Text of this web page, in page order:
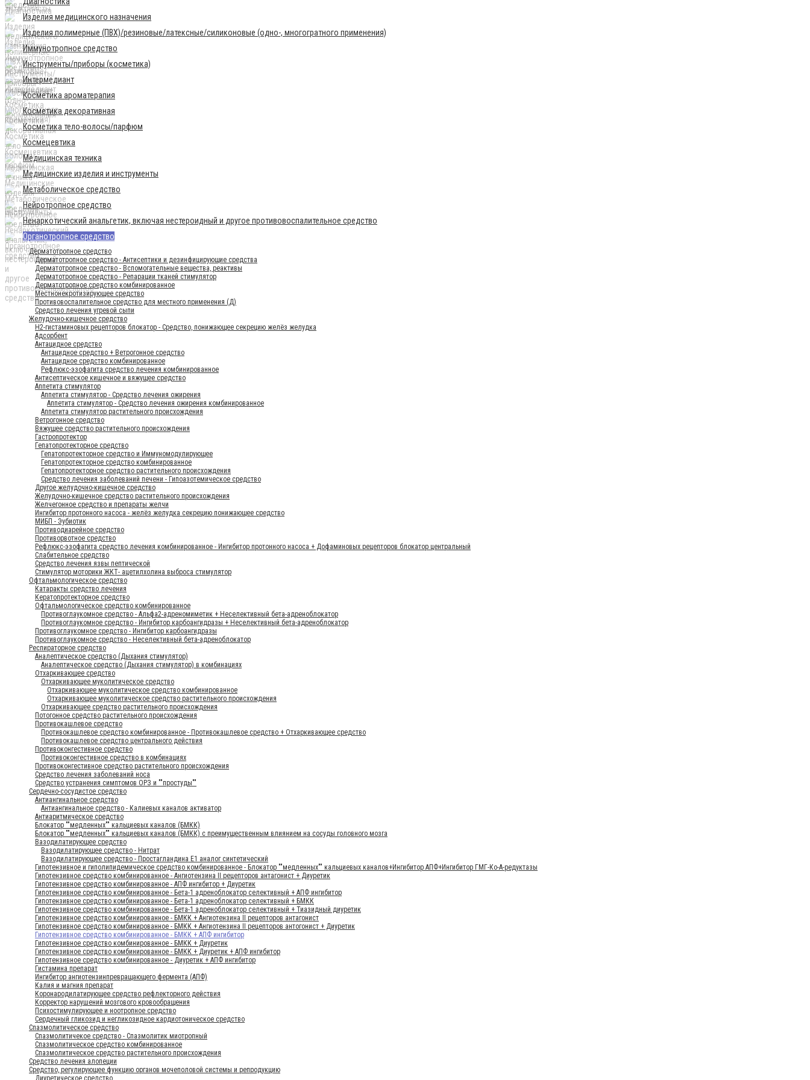
Изделия медицинского назначения
Изделия полимерные (ПВХ)/резиновые/латексные/силиконовые (одно-, многогратного применения)
Иммунотропное средство
Инструменты/приборы (косметика)
Интермедиант
Косметика ароматерапия
Косметика декоративная
Косметика тело-волосы/парфюм
Космецевтика
Медицинская техника
Медицинские изделия и инструменты
Метаболическое средство
Нейротропное средство
Ненаркотический анальгетик, включая нестероидный и другое противовоспалительное средство
Органотропное средство
Дерматотропное средство
Дерматотропное средство - Антисептики и дезинфицирующие средства
Дерматотропное средство - Вспомогательные вещества, реактивы
Дерматотропное средство - Репарации тканей стимулятор
Дерматотропное средство комбинированное
Местнонекротизирующее средство
Противовоспалительное средство для местного применения (Д)
Средство лечения угревой сыпи
Желудочно-кишечное средство
H2-гистаминовых рецепторов блокатор - Средство, понижающее секрецию желёз желудка
Адсорбент
Антацидное средство
Антацидное средство + Ветрогонное средство
Антацидное средство комбинированное
Рефлюкс-эзофагита средство лечения комбинированное
Антисептическое кишечное и вяжущее средство
Аппетита стимулятор
Аппетита стимулятор - Средство лечения ожирения
Аппетита стимулятор - Средство лечения ожирения комбинированное
Аппетита стимулятор растительного происхождения
Ветрогонное средство
Вяжущее средство растительного происхождения
Гастропротектор
Гепатопротекторное средство
Гепатопротекторное средство и Иммуномодулирующее
Гепатопротекторное средство комбинированное
Гепатопротекторное средство растительного происхождения
Средство лечения заболеваний печени - Гипоазотемическое средство
Другое желудочно-кишечное средство
Желудочно-кишечное средство растительного происхождения
Желчегонное средство и препараты желчи
Ингибитор протонного насоса - желёз желудка секрецию понижающее средство
МИБП - Эубиотик
Противодиарейное средство
Противорвотное средство
Рефлюкс-эзофагита средство лечения комбинированное - Ингибитор протонного насоса + Дофаминовых рецепторов блокатор центральный
Слабительное средство
Средство лечения язвы пептической
Стимулятор моторики ЖКТ- ацетилхолина выброса стимулятор
Офтальмологическое средство
Катаракты средство лечения
Кератопротекторное средство
Офтальмологическое средство комбинированное
Противоглаукомное средство - Альфа2-адреномиметик + Неселективный бета-адреноблокатор
Противоглаукомное средство - Ингибитор карбоангидразы + Неселективный бета-адреноблокатор
Противоглаукомное средство - Ингибитор карбоангидразы
Противоглаукомное средство - Неселективный бета-адреноблокатор
Респираторное средство
Аналептическое средство (Дыхания стимулятор)
Аналептическое средство (Дыхания стимулятор) в комбинациях
Отхаркивающее средство
Отхаркивающее муколитическое средство
Отхаркивающее муколитическое средство комбинированное
Отхаркивающее муколитическое средство растительного происхождения
Отхаркивающее средство растительного происхождения
Потогонное средство растительного происхождения
Противокашлевое средство
Противокашлевое средство комбинированное - Противокашлевое средство + Отхаркивающее средство
Противокашлевое средство центрального действия
Противоконгестивное средство
Противоконгестивное средство в комбинациях
Противоконгестивное средство растительного происхождения
Средство лечения заболеваний носа
Средство устранения симптомов ОРЗ и ""простуды""
Сердечно-сосудистое средство
Антиангинальное средство
Антиангинальное средство - Калиевых каналов активатор
Антиаритмическое средство
Блокатор ""медленных"" кальциевых каналов (БМКК)
Блокатор ""медленных"" кальциевых каналов (БМКК) с преимущественным влиянием на сосуды головного мозга
Вазодилатирующее средство
Вазодилатирующее средство - Нитрат
Вазодилатирующее средство - Простагландина Е1 аналог синтетический
Гипотензивное и гиполипидемическое средство комбинированное - Блокатор ""медленных"" кальциевых каналов+Ингибитор АПФ+Ингибитор ГМГ-Ко-А-редуктазы
Гипотензивное средство комбинированное - Ангиотензина II рецепторов антагонист + Диуретик
Гипотензивное средство комбинированное - АПФ ингибитор + Диуретик
Гипотензивное средство комбинированное - Бета-1 адреноблокатор селективный + АПФ ингибитор
Гипотензивное средство комбинированное - Бета-1 адреноблокатор селективный + БМКК
Гипотензивное средство комбинированное - Бета-1 адреноблокатор селективный + Тиазидный диуретик
Гипотензивное средство комбинированное - БМКК + Ангиотензина II рецепторов антагонист
Гипотензивное средство комбинированное - БМКК + Ангиотензина II рецепторов антогонист + Диуретик
Гипотензивное средство комбинированное - БМКК + АПФ ингибитор
Гипотензивное средство комбинированное - БМКК + Диуретик
Гипотензивное средство комбинированное - БМКК + Диуретик + АПФ ингибитор
Гипотензивное средство комбинированное - Диуретик + АПФ ингибитор
Гистамина препарат
Ингибитор ангиотензинпревращающего фермента (АПФ)
Калия и магния препарат
Коронародилатирующее средство рефлекторного действия
Корректор нарушений мозгового кровообращения
Психостимулирующее и ноотропное средство
Сердечный гликозид и негликозидное кардиотоническое средство
Спазмолитическое средство
Спазмолитичекое средство - Спазмолитик миотропный
Спазмолитическое средство комбинированное
Спазмолитическое средство растительного происхождения
Средство лечения алопеции
Средство, регулирующее функцию органов мочеполовой системы и репродукцию
Диуретическое средство